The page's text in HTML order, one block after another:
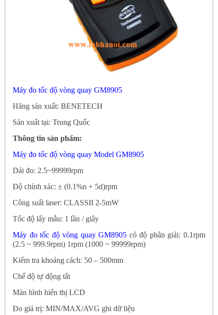
Máy đo tốc độ vòng quay GM8905
Hãng sản xuất: BENETECH
Sản xuất tại: Trung Quốc
Thông tin sản phẩm:
Máy đo tốc độ vòng quay Model GM8905
Dải đo: 2.5~99999rpm
Độ chính xác: ± (0.1%n + 5d)rpm
Công suất laser: CLASSII 2-5mW
Tốc độ lấy mẫu: 1 lần / giây
Máy đo tốc độ vòng quay GM8905 có độ phân giải: 0.1rpm
(2.5 ~ 999.9rpm) 1rpm (1000 ~ 99999rpm)
Kiểm tra khoảng cách: 50 – 500mm
Chế độ tự động tắt
Màn hình hiển thị LCD
Đo giá trị: MIN/MAX/AVG ghi dữ liệu